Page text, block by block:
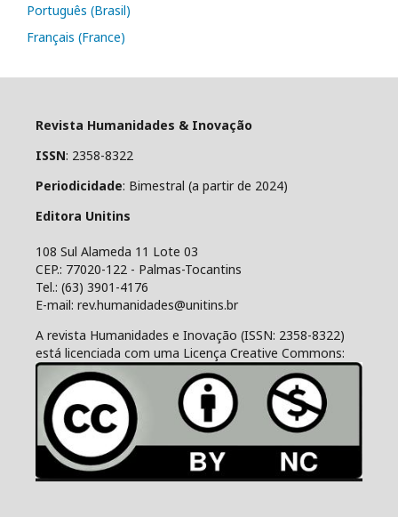
Português (Brasil)
Français (France)
Revista Humanidades & Inovação
ISSN: 2358-8322
Periodicidade: Bimestral (a partir de 2024)
Editora Unitins
108 Sul Alameda 11 Lote 03
CEP.: 77020-122 - Palmas-Tocantins
Tel.: (63) 3901-4176
E-mail: rev.humanidades@unitins.br
A revista Humanidades e Inovação (ISSN: 2358-8322)
está licenciada com uma Licença Creative Commons: